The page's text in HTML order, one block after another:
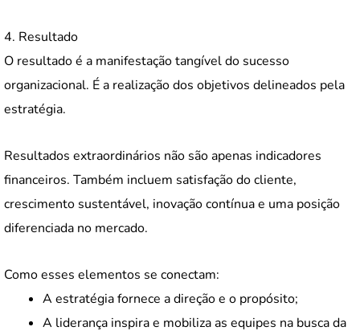
4. Resultado
O resultado é a manifestação tangível do sucesso
organizacional. É a realização dos objetivos delineados pela
estratégia.
Resultados extraordinários não são apenas indicadores
financeiros. Também incluem satisfação do cliente,
crescimento sustentável, inovação contínua e uma posição
diferenciada no mercado.
Como esses elementos se conectam:
A estratégia fornece a direção e o propósito;
A liderança inspira e mobiliza as equipes na busca da